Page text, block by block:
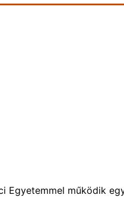
Egyetemmel működik